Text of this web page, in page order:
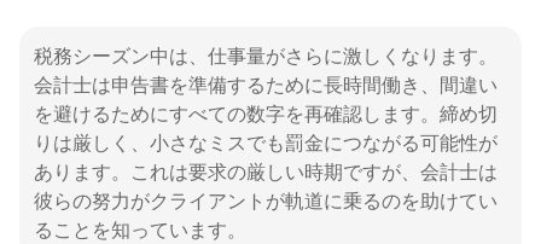
税務シーズン中は、仕事量がさらに激しくなります。
会計士は申告書を準備するために長時間働き、間違い
を避けるためにすべての数字を再確認します。締め切
りは厳しく、小さなミスでも罰金につながる可能性が
あります。これは要求の厳しい時期ですが、会計士は
彼らの努力がクライアントが軌道に乗るのを助けてい
ることを知っています。